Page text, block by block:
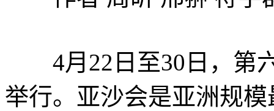
4月22日至30日，第
举行。亚沙会是亚洲规